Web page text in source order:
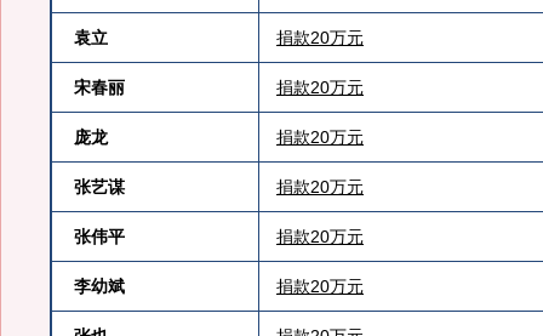
袁立 捐款20万元
宋春丽 捐款20万元
庞龙 捐款20万元
张艺谋 捐款20万元
张伟平 捐款20万元
李幼斌 捐款20万元